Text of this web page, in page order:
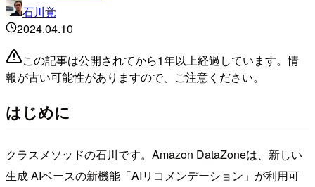
石川覚
2024.04.10
この記事は公開されてから1年以上経過しています。情
報が古い可能性がありますので、ご注意ください。
はじめに
クラスメソッドの石川です。Amazon DataZoneは、新しい
生成 AIベースの新機能「AIリコメンデーション」が利用可